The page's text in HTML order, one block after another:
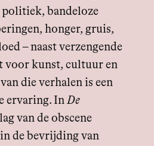
bandeloze
honger, gruis,
– naast verzengende
voor kunst, cultuur en
die verhalen is een
ervaring. InDe
van de obscene
de bevrijding van